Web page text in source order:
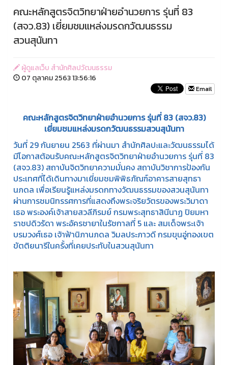
คณะหลักสูตรจิตวิทยาฝ่ายอำนวยการ รุ่นที่ 83
(สจว.83) เยี่ยมชมแหล่งมรดกวัฒนธรรม
สวนสุนันทา
ผู้ดูแลเว็บ สำนักศิลปวัฒนธรรม
07 ตุลาคม 2563 13:56:16
Email
คณะหลักสูตรจิตวิทยาฝ่ายอำนวยการ รุ่นที่ 83 (สจว.83)
เยี่ยมชมแหล่งมรดกวัฒนธรรมสวนสุนันทา
วันที่ 29 กันยายน 2563 ที่ผ่านมา สำนักศิลปะและวัฒนธรรมได้
มีโอกาสต้อนรับคณะหลักสูตรจิตวิทยาฝ่ายอำนวยการ รุ่นที่ 83
(สจว.83) สถาบันจิตวิทยาความมั่นคง สถาบันวิชาการป้องกัน
ประเทศที่ได้เดินทางมาเยี่ยมชมพิพิธภัณฑ์อาคารสายสุทธา
นภดล เพื่อเรียนรู้แหล่งมรดกทางวัฒนธรรมของสวนสุนันทา
ผ่านการชมนิทรรศการที่แสดงถึงพระจริยวัตรของพระวิมาดา
เธอ พระองค์เจ้าสายสวลีภิรมย์ กรมพระสุทธาสินีนาฏ ปิยมหา
ราชปดิวรัดา พระอัครชายาในรัชกาลที่ 5 และ สมเด็จพระเจ้า
บรมวงศ์เธอ เจ้าฟ้านิภานภดล วิมลประภาวดี กรมขุนอู่ทองเขต
ขัตติยนารีในครั้งที่เคยประทับในสวนสุนันทา